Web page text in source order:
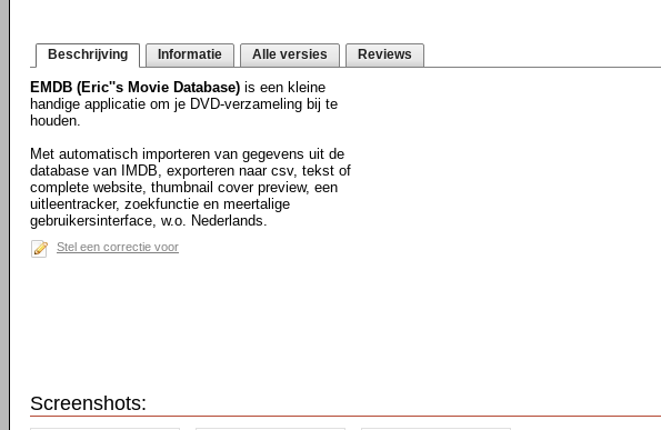
Beschrijving Informatie Alle versies Reviews
EMDB (Eric''s Movie Database) is een kleine
handige applicatie om je DVD-verzameling bij te
houden.
Met automatisch importeren van gegevens uit de
database van IMDB, exporteren naar csv, tekst of
complete website, thumbnail cover preview, een
uitleentracker, zoekfunctie en meertalige
gebruikersinterface, w.o. Nederlands.
Stel een correctie voor
Screenshots: